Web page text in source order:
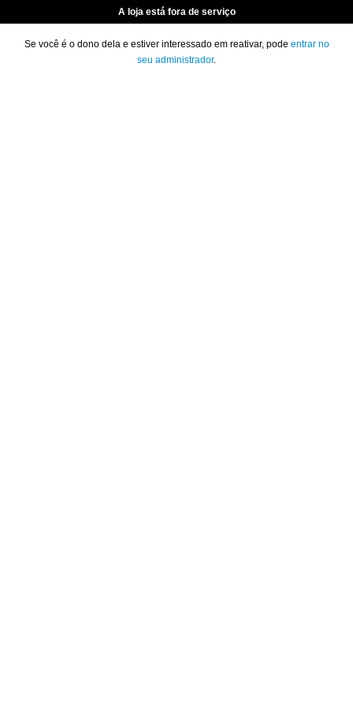
A loja está fora de serviço
Se você é o dono dela e estiver interessado em reativar, pode entrar no
seu administrador.